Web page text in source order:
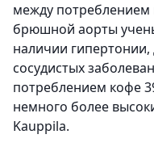
между потреблением
брюшной аорты
наличии
сосудистых
потреблением кофе
немного более
Kauppila.